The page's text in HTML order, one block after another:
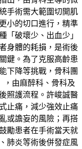
手術需大範圍切開肌
小的切口進行，精準
「破壞少、出血少」
身體的耗損，是術後
鍵。為了克服高齡患
下降等挑戰，骨科團
，由麻醉科、骨科及
照護流程。許峻誠醫
止痛，減少強效止痛
或譫妄的風險；再搭
勵患者在手術當天就
肺炎等術後併發症風